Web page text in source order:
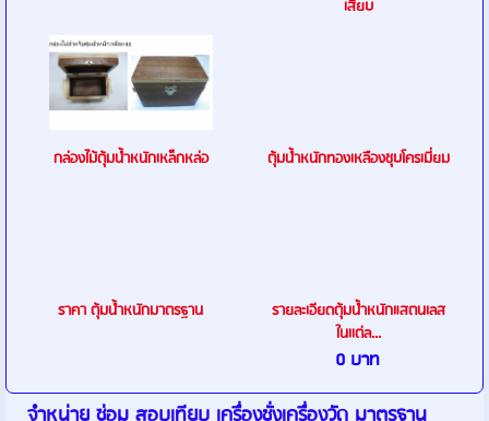
เสียบ
กล่องไม้ตุ้มน้ำหนักเหล็กหล่อ ตุ้มน้ำหนักทองเหลืองชุบโครเมี่ยม
ราคา ตุ้มน้ำหนักมาตรฐาน
รายละเอียดตุ้มน้ำหนักแสตนเลส
ในเเต่ล...
0 บาท